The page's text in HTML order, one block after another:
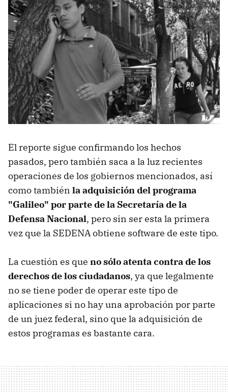
El reporte sigue confirmando los hechos
pasados, pero también saca a la luz recientes
operaciones de los gobiernos mencionados, así
como también la adquisición del programa
"Galileo" por parte de la Secretaría de la
Defensa Nacional, pero sin ser esta la primera
vez que la SEDENA obtiene software de este tipo.
La cuestión es que no sólo atenta contra de los
derechos de los ciudadanos, ya que legalmente
no se tiene poder de operar este tipo de
aplicaciones si no hay una aprobación por parte
de un juez federal, sino que la adquisición de
estos programas es bastante cara.